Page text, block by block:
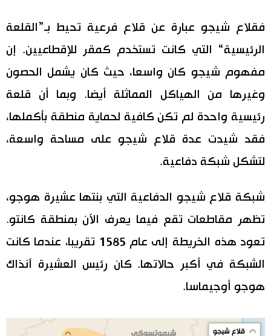
فقلاع شيجو عبارة عن قلاع فرعية تحيط بـ”القلعة
الرئيسية“ التي كانت تستخدم كمقر للإقطاعيين. إن
مفهوم شيجو كان واسعا، حيث كان يشمل الحصون
وغيرها من الهياكل المماثلة أيضا. وبما أن قلعة
رئيسية واحدة لم تكن كافية لحماية منطقة بأكملها،
فقد شيدت عدة قلاع شيجو على مساحة واسعة،
لتشكل شبكة دفاعية.
شبكة قلاع شيجو الدفاعية التي بنتها عشيرة هوجو،
تظهر مقاطعات تقع فيما يعرف الآن بمنطقة كانتو.
تعود هذه الخريطة إلى عام 1585 تقريبا، عندما كانت
الشبكة في أكبر حالاتها. كان رئيس العشيرة آنذاك
هوجو أوجيماسا.